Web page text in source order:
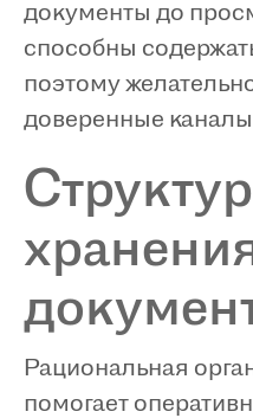
документы до
способны
поэтому
доверенные
Рациональная
помогает